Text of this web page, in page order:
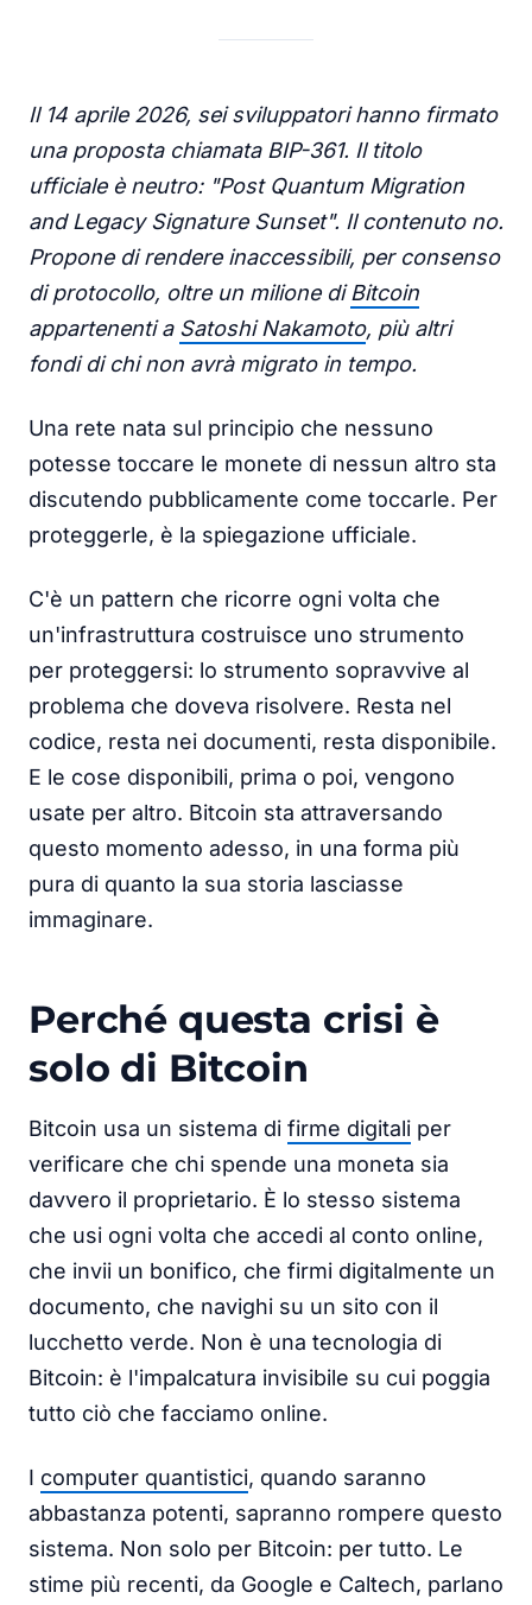
Il 14 aprile 2026, sei sviluppatori hanno firmato
una proposta chiamata BIP-361. Il titolo
ufficiale è neutro: "Post Quantum Migration
and Legacy Signature Sunset". Il contenuto no.
Propone di rendere inaccessibili, per consenso
di protocollo, oltre un milione diBitcoin
appartenenti a Satoshi Nakamoto, più altri
fondi di chi non avrà migrato in tempo.
Una rete nata sul principio che nessuno
potesse toccare le monete di nessun altro sta
discutendo pubblicamente come toccarle. Per
proteggerle, è la spiegazione ufficiale.
C'è un pattern che ricorre ogni volta che
un'infrastruttura costruisce uno strumento
per proteggersi: lo strumento sopravvive al
problema che doveva risolvere. Resta nel
codice, resta nei documenti, resta disponibile.
E le cose disponibili, prima o poi, vengono
usate per altro. Bitcoin sta attraversando
questo momento adesso, in una forma più
pura di quanto la sua storia lasciasse
immaginare.
Perché questa crisi è
solo di Bitcoin
Bitcoin usa un sistema di firme digitali per
verificare che chi spende una moneta sia
davvero il proprietario. È lo stesso sistema
che usi ogni volta che accedi al conto online,
che invii un bonifico, che firmi digitalmente un
documento, che navighi su un sito con il
lucchetto verde. Non è una tecnologia di
Bitcoin: è l'impalcatura invisibile su cui poggia
tutto ciò che facciamo online.
I computer quantistici, quando saranno
abbastanza potenti, sapranno rompere questo
sistema. Non solo per Bitcoin: per tutto. Le
stime più recenti, da Google e Caltech, parlano